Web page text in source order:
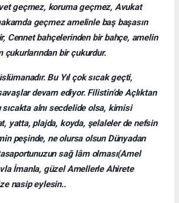
geçmez, koruma geçmez, Avukat
geçmez amelinle baş başasın
Cennet bahçelerinden bir bahçe, amelin
çukurlarından bir çukurdur.
Bu Yıl çok sıcak geçti,
devam ediyor. Filistin’de Açlıktan
alnı secdelide olsa, kimisi
yatta, plajda, koyda, şelaleler de nefsin
peşinde, ne olursa olsun Dünyadan
sağ lâm olması(Amel
İmanla, güzel Amellerle Ahirete
nasip eylesin..